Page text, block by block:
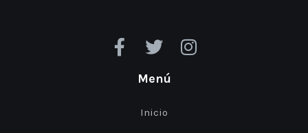
Menú
Inicio